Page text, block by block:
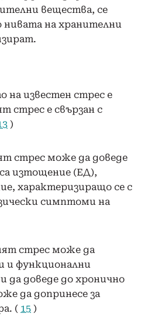
вещества, се
нивата на хранителни
на известен стрес е
стрес е свързан с
)
стрес може да доведе
изтощение (ЕД),
характеризиращо се с
симптоми на
стрес може да
и функционални
да доведе до хронично
да допринесе за
( 15 )